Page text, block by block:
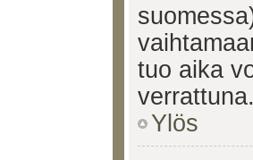
tuo aika
verrattuna.
Ylös